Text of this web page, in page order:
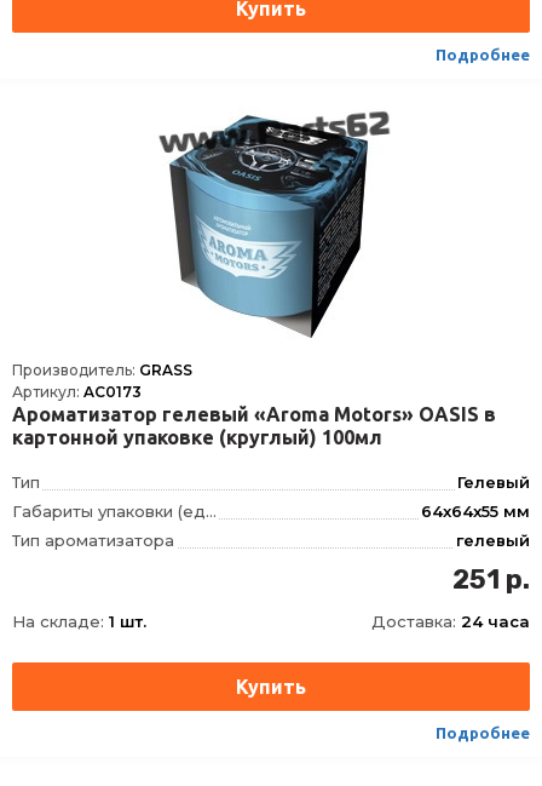
Подробнее
Производитель: GRASS
Артикул: AC0173
Ароматизатор гелевый «Aroma Motors» OASIS в
картонной упаковке (круглый) 100мл
Тип
Гелевый
Габариты упаковки (ед) ДхШхВ
64x64x55 мм
Тип ароматизатора
гелевый
251 р.
На складе: 1 шт. Доставка: 24 часа
Подробнее